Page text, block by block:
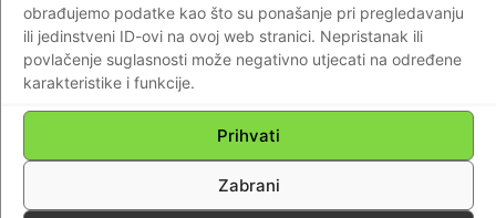
obrađujemo podatke kao što su ponašanje pri pregledavanju
ili jedinstveni ID-ovi na ovoj web stranici. Nepristanak ili
povlačenje suglasnosti može negativno utjecati na određene
karakteristike i funkcije.
Prihvati
Zabrani
Video snimka s lica mjesta prikazuje
oklopne transportere i vojne kamione
poredane na prilazu fakultetu. Jedan
lokalni stanovnik rekao je da su dužnosnici
dali naputak roditeljima da pokupe svoju
djecu iz škola i vrtića u gradu radi njihove
sigurnosti.